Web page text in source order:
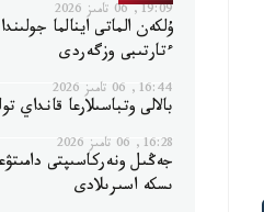
19:09, 06 تامىز 2026
ۇلكەن الماتى اينالما
ءتارتىبى وزگەردى
16:44, 06 تامىز 2026
بالالى وتباسىلارعا قانداي
16:28, 06 تامىز 2026
ىسكە اسىرىلادى